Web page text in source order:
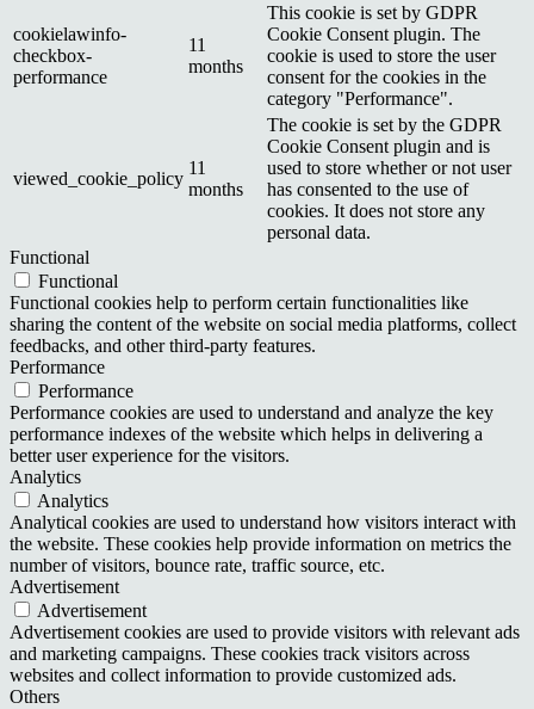
cookielawinfo-
checkbox-
performance
11
months
This cookie is set by GDPR
Cookie Consent plugin. The
cookie is used to store the user
consent for the cookies in the
category "Performance".
viewed_cookie_policy
11
months
The cookie is set by the GDPR
Cookie Consent plugin and is
used to store whether or not user
has consented to the use of
cookies. It does not store any
personal data.
Functional
Functional
Functional cookies help to perform certain functionalities like
sharing the content of the website on social media platforms, collect
feedbacks, and other third-party features.
Performance
Performance
Performance cookies are used to understand and analyze the key
performance indexes of the website which helps in delivering a
better user experience for the visitors.
Analytics
Analytics
Analytical cookies are used to understand how visitors interact with
the website. These cookies help provide information on metrics the
number of visitors, bounce rate, traffic source, etc.
Advertisement
Advertisement
Advertisement cookies are used to provide visitors with relevant ads
and marketing campaigns. These cookies track visitors across
websites and collect information to provide customized ads.
Others